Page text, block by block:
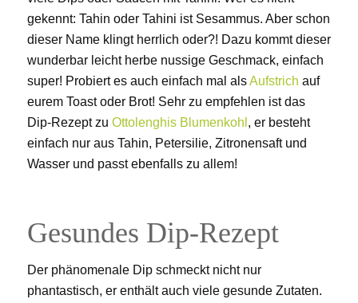
gekennt: Tahin oder Tahini ist Sesammus. Aber schon
dieser Name klingt herrlich oder?! Dazu kommt dieser
wunderbar leicht herbe nussige Geschmack, einfach
super! Probiert es auch einfach mal alsAufstrich auf
eurem Toast oder Brot! Sehr zu empfehlen ist das
Dip-Rezept zu Ottolenghis Blumenkohl , er besteht
einfach nur aus Tahin, Petersilie, Zitronensaft und
Wasser und passt ebenfalls zu allem!
Gesundes Dip-Rezept
Der phänomenale Dip schmeckt nicht nur
phantastisch, er enthält auch viele gesunde Zutaten.